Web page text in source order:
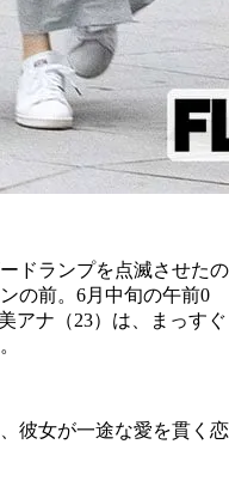
ドランプを点滅させたの
の前。6月中旬の午前0
アナ（23）は、まっすぐ
彼女が一途な愛を貫く恋